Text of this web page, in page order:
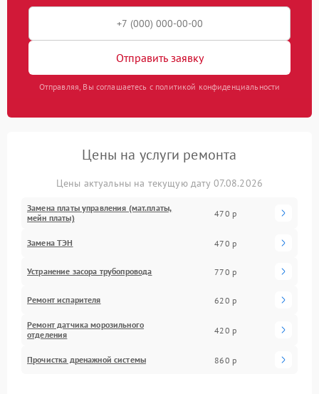
Отправить заявку
Отправляя, Вы соглашаетесь с политикой конфиденциальности
Цены на услуги ремонта
Цены актуальны на текущую дату 07.08.2026
Замена платы управления (мат.платы,
мейн платы)
470 р
Замена ТЭН 470 р
Устранение засора трубопровода 770 р
Ремонт испарителя 620 р
Ремонт датчика морозильного
отделения
420 р
Прочистка дренажной системы 860 р